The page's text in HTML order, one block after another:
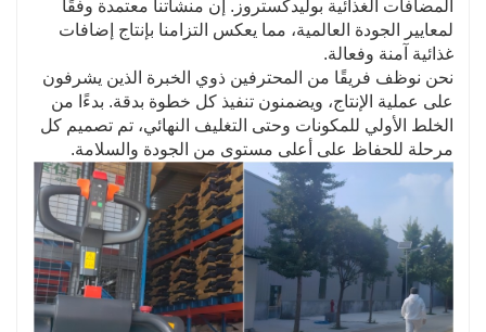
المضافات الغذائية بوليدكستروز. إن منشأتنا معتمدة وفقًا
لمعايير الجودة العالمية، مما يعكس التزامنا بإنتاج إضافات
غذائية آمنة وفعالة.
نحن نوظف فريقًا من المحترفين ذوي الخبرة الذين يشرفون
على عملية الإنتاج، ويضمنون تنفيذ كل خطوة بدقة. بدءًا من
الخلط الأولي للمكونات وحتى التغليف النهائي، تم تصميم كل
مرحلة للحفاظ على أعلى مستوى من الجودة والسلامة.